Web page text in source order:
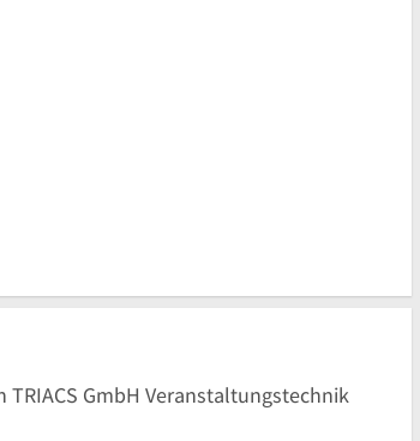
GmbH Veranstaltungstechnik